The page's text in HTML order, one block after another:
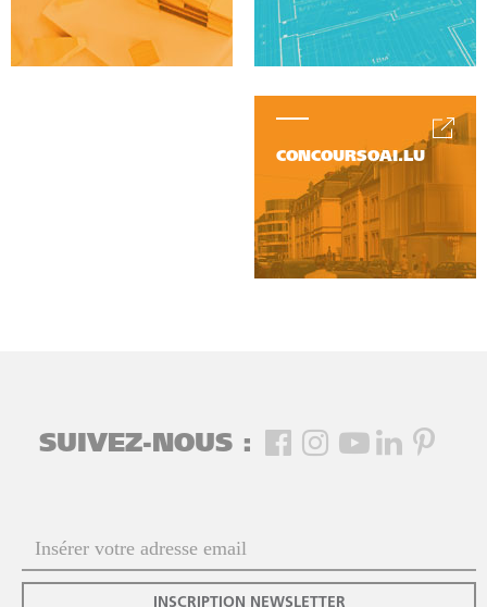
CONCOURSOAI.LU
SUIVEZ-NOUS :
INSCRIPTION NEWSLETTER